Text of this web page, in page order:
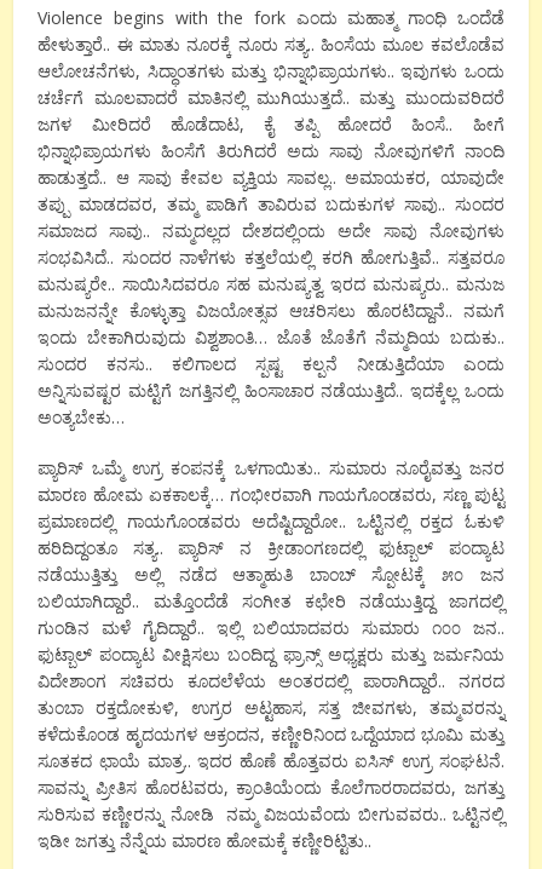
Violence begins with the fork ಎಂದು ಮಹಾತ್ಮ ಗಾಂಧಿ ಒಂದೆಡೆ
ಹೇಳುತ್ತಾರೆ.. ಈ ಮಾತು ನೂರಕ್ಕೆ ನೂರು ಸತ್ಯ.. ಹಿಂಸೆಯ ಮೂಲ ಕವಲೊಡೆವ
ಆಲೋಚನೆಗಳು, ಸಿದ್ಧಾಂತಗಳು ಮತ್ತು ಭಿನ್ನಾಭಿಪ್ರಾಯಗಳು.. ಇವುಗಳು ಒಂದು
ಚರ್ಚೆಗೆ ಮೂಲವಾದರೆ ಮಾತಿನಲ್ಲಿ ಮುಗಿಯುತ್ತದೆ.. ಮತ್ತು ಮುಂದುವರಿದರೆ
ಜಗಳ ಮೀರಿದರೆ ಹೊಡೆದಾಟ, ಕೈ ತಪ್ಪಿ ಹೋದರೆ ಹಿಂಸೆ.. ಹೀಗೆ
ಭಿನ್ನಾಭಿಪ್ರಾಯಗಳು ಹಿಂಸೆಗೆ ತಿರುಗಿದರೆ ಅದು ಸಾವು ನೋವುಗಳಿಗೆ ನಾಂದಿ
ಹಾಡುತ್ತದೆ.. ಆ ಸಾವು ಕೇವಲ ವ್ಯಕ್ತಿಯ ಸಾವಲ್ಲ.. ಅಮಾಯಕರ, ಯಾವುದೇ
ತಪ್ಪು ಮಾಡದವರ, ತಮ್ಮ ಪಾಡಿಗೆ ತಾವಿರುವ ಬದುಕುಗಳ ಸಾವು.. ಸುಂದರ
ಸಮಾಜದ ಸಾವು.. ನಮ್ಮದಲ್ಲದ ದೇಶದಲ್ಲಿಂದು ಅದೇ ಸಾವು ನೋವುಗಳು
ಸಂಭವಿಸಿದೆ.. ಸುಂದರ ನಾಳೆಗಳು ಕತ್ತಲೆಯಲ್ಲಿ ಕರಗಿ ಹೋಗುತ್ತಿವೆ.. ಸತ್ತವರೂ
ಮನುಷ್ಯರೇ.. ಸಾಯಿಸಿದವರೂ ಸಹ ಮನುಷ್ಯತ್ವ ಇರದ ಮನುಷ್ಯರು.. ಮನುಜ
ಮನುಜನನ್ನೇ ಕೊಳ್ಳುತ್ತಾ ವಿಜಯೋತ್ಸವ ಆಚರಿಸಲು ಹೊರಟಿದ್ದಾನೆ.. ನಮಗೆ
ಇಂದು ಬೇಕಾಗಿರುವುದು ವಿಶ್ವಶಾಂತಿ… ಜೊತೆ ಜೊತೆಗೆ ನೆಮ್ಮದಿಯ ಬದುಕು..
ಸುಂದರ ಕನಸು.. ಕಲಿಗಾಲದ ಸ್ಪಷ್ಟ ಕಲ್ಪನೆ ನೀಡುತ್ತಿದೆಯಾ ಎಂದು
ಅನ್ನಿಸುವಷ್ಟರ ಮಟ್ಟಿಗೆ ಜಗತ್ತಿನಲ್ಲಿ ಹಿಂಸಾಚಾರ ನಡೆಯುತ್ತಿದೆ.. ಇದಕ್ಕೆಲ್ಲ ಒಂದು
ಅಂತ್ಯಬೇಕು…
ಪ್ಯಾರಿಸ್ ಒಮ್ಮೆ ಉಗ್ರ ಕಂಪನಕ್ಕೆ ಒಳಗಾಯಿತು.. ಸುಮಾರು ನೂರೈವತ್ತು ಜನರ
ಮಾರಣ ಹೋಮ ಏಕಕಾಲಕ್ಕೆ… ಗಂಭೀರವಾಗಿ ಗಾಯಗೊಂಡವರು, ಸಣ್ಣ ಪುಟ್ಟ
ಪ್ರಮಾಣದಲ್ಲಿ ಗಾಯಗೊಂಡವರು ಅದೆಷ್ಟಿದ್ದಾರೋ.. ಒಟ್ಟಿನಲ್ಲಿ ರಕ್ತದ ಓಕುಳಿ
ಹರಿದಿದ್ದಂತೂ ಸತ್ಯ.. ಪ್ಯಾರಿಸ್ ನ ಕ್ರೀಡಾಂಗಣದಲ್ಲಿ ಫುಟ್ಬಾಲ್ ಪಂದ್ಯಾಟ
ನಡೆಯುತ್ತಿತ್ತು ಅಲ್ಲಿ ನಡೆದ ಆತ್ಮಾಹುತಿ ಬಾಂಬ್ ಸ್ಪೋಟಕ್ಕೆ ೫೦ ಜನ
ಬಲಿಯಾಗಿದ್ದಾರೆ.. ಮತ್ತೊಂದೆಡೆ ಸಂಗೀತ ಕಛೇರಿ ನಡೆಯುತ್ತಿದ್ದ ಜಾಗದಲ್ಲಿ
ಗುಂಡಿನ ಮಳೆ ಗೈದಿದ್ದಾರೆ.. ಇಲ್ಲಿ ಬಲಿಯಾದವರು ಸುಮಾರು ೧೦೦ ಜನ..
ಫುಟ್ಬಾಲ್ ಪಂದ್ಯಾಟ ವೀಕ್ಷಿಸಲು ಬಂದಿದ್ದ ಫ್ರಾನ್ಸ್ ಅಧ್ಯಕ್ಷರು ಮತ್ತು ಜರ್ಮನಿಯ
ವಿದೇಶಾಂಗ ಸಚಿವರು ಕೂದಲೆಳೆಯ ಅಂತರದಲ್ಲಿ ಪಾರಾಗಿದ್ದಾರೆ.. ನಗರದ
ತುಂಬಾ ರಕ್ತದೋಕುಳಿ, ಉಗ್ರರ ಅಟ್ಟಹಾಸ, ಸತ್ತ ಜೀವಗಳು, ತಮ್ಮವರನ್ನು
ಕಳೆದುಕೊಂಡ ಹೃದಯಗಳ ಆಕ್ರಂದನ, ಕಣ್ಣೀರಿನಿಂದ ಒದ್ದೆಯಾದ ಭೂಮಿ ಮತ್ತು
ಸೂತಕದ ಛಾಯೆ ಮಾತ್ರ.. ಇದರ ಹೊಣೆ ಹೊತ್ತವರು ಐಸಿಸ್ ಉಗ್ರ ಸಂಘಟನೆ.
ಸಾವನ್ನು ಪ್ರೀತಿಸ ಹೊರಟವರು, ಕ್ರಾಂತಿಯೆಂದು ಕೊಲೆಗಾರರಾದವರು, ಜಗತ್ತು
ಸುರಿಸುವ ಕಣ್ಣೀರನ್ನು ನೋಡಿ ನಮ್ಮ ವಿಜಯವೆಂದು ಬೀಗುವವರು.. ಒಟ್ಟಿನಲ್ಲಿ
ಇಡೀ ಜಗತ್ತು ನೆನ್ನೆಯ ಮಾರಣ ಹೋಮಕ್ಕೆ ಕಣ್ಣೀರಿಟ್ಟಿತು..